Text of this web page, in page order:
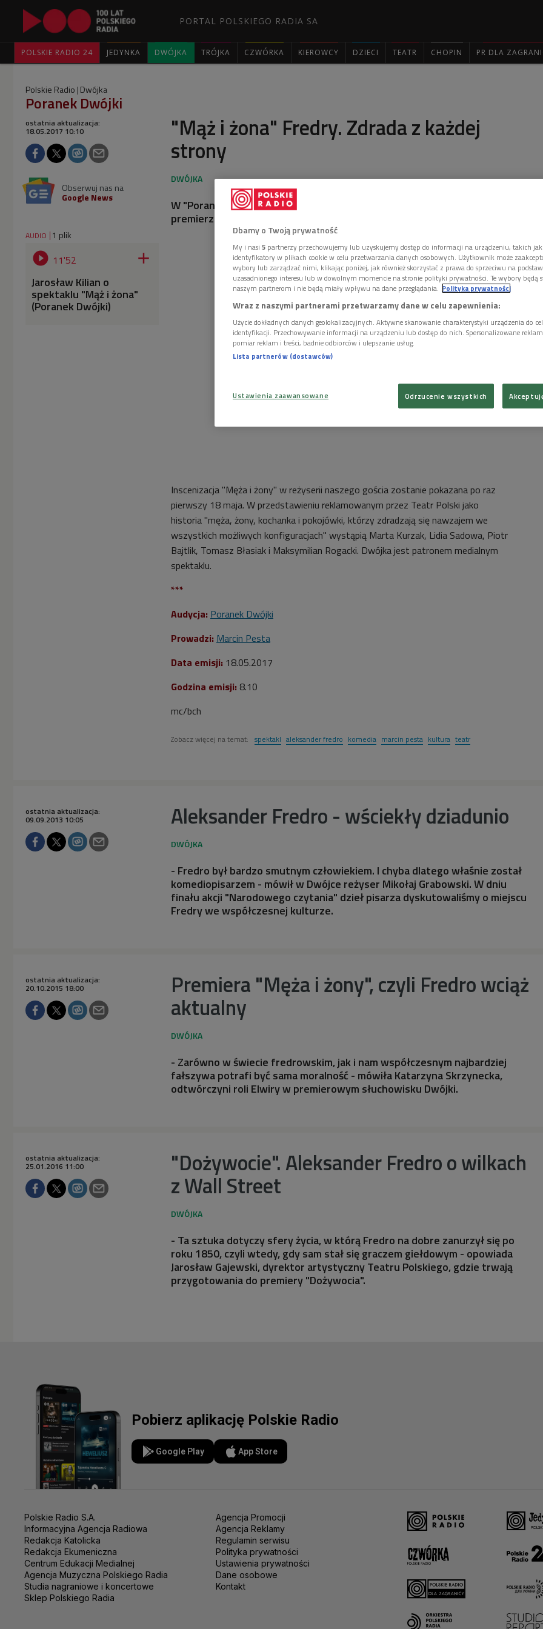
PORTAL POLSKIEGO RADIA SA
POLSKIE RADIO 24 JEDYNKA DWÓJKA TRÓJKA CZWÓRKA KIEROWCY DZIECI TEATR CHOPIN PR DLA
Polskie Radio Dwójka
Poranek Dwójki
"Mąż i żona" Fredry. Zdrada z każdej
strony
ostatnia aktualizacja:
18.05.2017 10:10
Obserwuj nas na
Google News
W "Poranku Dwójki" reżyser teatralny Jarosław Kilian opowiadał o
premierze komedii Aleksandra Fredry w Teatrze Polskim w Warszawie.
AUDIO 1 plik
 11'52 
Jarosław Kilian o
spektaklu "Mąż i żona"
(Poranek Dwójki)
Inscenizacja "Męża i żony" w reżyserii naszego gościa zostanie pokazana po raz
pierwszy 18 maja. W przedstawieniu reklamowanym przez Teatr Polski jako
historia "męża, żony, kochanka i pokojówki, którzy zdradzają się nawzajem we
wszystkich możliwych konfiguracjach" wystąpią Marta Kurzak, Lidia Sadowa, Piotr
Bajtlik, Tomasz Błasiak i Maksymilian Rogacki. Dwójka jest patronem medialnym
spektaklu.
***
Audycja: Poranek Dwójki
Prowadzi: Marcin Pesta
Data emisji: 18.05.2017
Godzina emisji: 8.10
mc/bch
Zobacz więcej na temat: spektakl aleksander fredro komedia marcin pesta kultura teatr
Aleksander Fredro - wściekły dziadunio
ostatnia aktualizacja:
09.09.2013 10:05
- Fredro był bardzo smutnym człowiekiem. I chyba dlatego właśnie został
komediopisarzem - mówił w Dwójce reżyser Mikołaj Grabowski. W dniu
finału akcji "Narodowego czytania" dzieł pisarza dyskutowaliśmy o miejscu
Fredry we współczesnej kulturze.
Premiera "Męża i żony", czyli Fredro wciąż
aktualny
ostatnia aktualizacja:
20.10.2015 18:00
- Zarówno w świecie fredrowskim, jak i nam współczesnym najbardziej
fałszywa potrafi być sama moralność - mówiła Katarzyna Skrzynecka,
odtwórczyni roli Elwiry w premierowym słuchowisku Dwójki.
"Dożywocie". Aleksander Fredro o wilkach
z Wall Street
ostatnia aktualizacja:
25.01.2016 11:00
- Ta sztuka dotyczy sfery życia, w którą Fredro na dobre zanurzył się po
roku 1850, czyli wtedy, gdy sam stał się graczem giełdowym - opowiada
Jarosław Gajewski, dyrektor artystyczny Teatru Polskiego, gdzie trwają
przygotowania do premiery "Dożywocia".
Pobierz aplikację Polskie Radio
Google Play App Store
Polskie Radio S.A.
Informacyjna Agencja Radiowa
Redakcja Katolicka
Redakcja Ekumeniczna
Centrum Edukacji Medialnej
Agencja Muzyczna Polskiego Radia
Studia nagraniowe i koncertowe
Sklep Polskiego Radia
Agencja Promocji
Agencja Reklamy
Regulamin serwisu
Polityka prywatności
Ustawienia prywatności
Dane osobowe
Kontakt
Dbamy o Twoją prywatność
My i nasi 5 partnerzy przechowujemy lub uzyskujemy dostęp do informacji na urządzeniu, takich
identyfikatory w plikach cookie w celu przetwarzania danych osobowych. Użytkownik może
wybory lub zarządzać nimi, klikając poniżej, jak również skorzystać z prawa do sprzeciwu na
uzasadnionego interesu lub w dowolnym momencie na stronie polityki prywatności. Te wybory będą
naszym partnerom i nie będą miały wpływu na dane przeglądania. Polityka prywatności
Wraz z naszymi partnerami przetwarzamy dane w celu zapewnienia:
Użycie dokładnych danych geolokalizacyjnych. Aktywne skanowanie charakterystyki urządzenia do
identyfikacji. Przechowywanie informacji na urządzeniu lub dostęp do nich. Spersonalizowane
pomiar reklam i treści, badnie odbiorców i ulepszanie usług.
Lista partnerów (dostawców)
Ustawienia zaawansowane Odrzucenie wszystkich